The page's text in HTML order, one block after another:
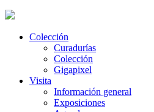
Colección
Curadurías
Colección
Gigapixel
Visita
Información general
Exposiciones